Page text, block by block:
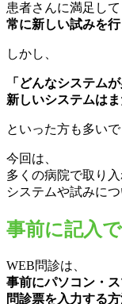
患者さんに満足して
常に新しい試みを行
しかし、
「どんなシステム
新しいシステムは
といった方も多いで
今回は、
多くの病院で取り
システムや試みにつ
事前に記入
WEB問診は、
事前にパソコン・
問診票を入力する